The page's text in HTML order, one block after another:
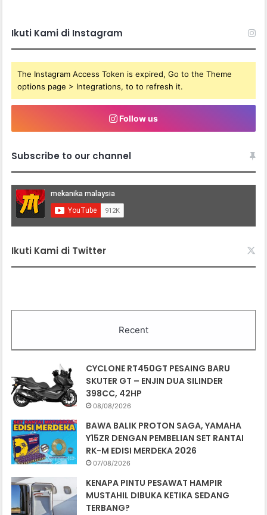
Ikuti Kami di Instagram
The Instagram Access Token is expired, Go to the Theme
options page > Integrations, to to refresh it.
Follow us
Subscribe to our channel
Ikuti Kami di Twitter
Recent
CYCLONE RT450GT PESAING BARU
SKUTER GT – ENJIN DUA SILINDER
398CC, 42HP
08/08/2026
BAWA BALIK PROTON SAGA, YAMAHA
Y15ZR DENGAN PEMBELIAN SET RANTAI
RK-M EDISI MERDEKA 2026
07/08/2026
KENAPA PINTU PESAWAT HAMPIR
MUSTAHIL DIBUKA KETIKA SEDANG
TERBANG?